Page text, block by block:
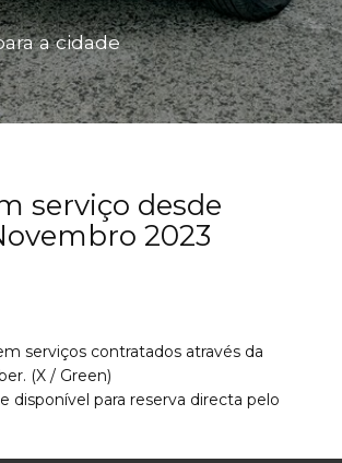
a cidade
serviço desde
2023
serviços contratados através da
(X / Green)
disponível para reserva directa pelo